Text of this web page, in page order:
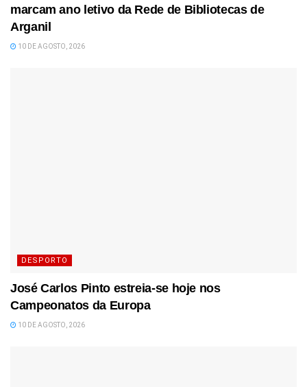
marcam ano letivo da Rede de Bibliotecas de
Arganil
10 DE AGOSTO, 2026
DESPORTO
José Carlos Pinto estreia-se hoje nos
Campeonatos da Europa
10 DE AGOSTO, 2026